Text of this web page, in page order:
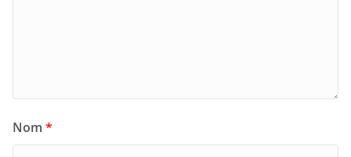
Nom *